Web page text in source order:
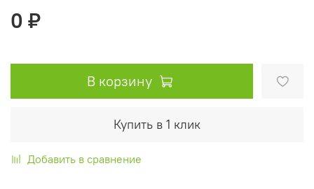
0 ₽
В корзину
Купить в 1 клик
Добавить в сравнение